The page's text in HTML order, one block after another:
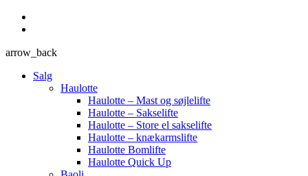
arrow_back
Salg
Haulotte
Haulotte – Mast og søjlelifte
Haulotte – Sakselifte
Haulotte – Store el sakselifte
Haulotte – knækarmslifte
Haulotte Bomlifte
Haulotte Quick Up